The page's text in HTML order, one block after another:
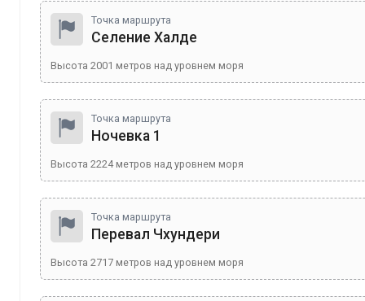
Точка маршрута
Селение Халде
Высота 2001 метров над уровнем моря
Точка маршрута
Ночевка 1
Высота 2224метров над уровнем моря
Точка маршрута
Перевал Чхундери
Высота 2717 метров над уровнем моря